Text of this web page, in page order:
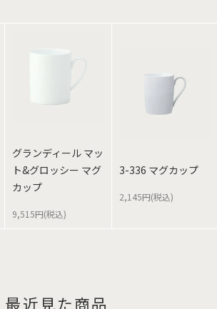
グランディール マッ
ト&グロッシー マグ
カップ
9,515円(税込)
3-336 マグカップ
2,145円(税込)
最近見た商品